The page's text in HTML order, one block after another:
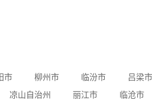
市 柳州市 临汾市 吕梁市
凉山自治州 丽江市 临沧市